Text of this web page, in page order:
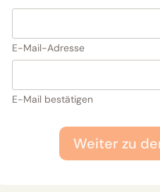
E-Mail-Adresse
E-Mail bestätigen
Weiter zu